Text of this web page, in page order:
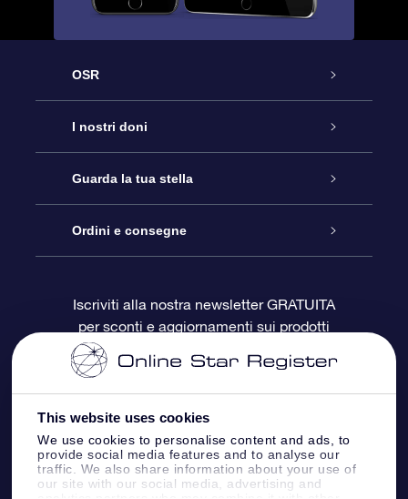
This website uses cookies
We use cookies to personalise content and ads, to
provide social media features and to analyse our
traffic. We also share information about your use of
our site with our social media, advertising and
OSR
Assistenza
Contattaci
Blog
OSR Recensioni
I nostri doni
Online Star Gift
Pacchetto regalo OSR
Gift Card OSR
Doni aziendali
Guarda la tua stella
Registro stellare
Star Page personalizzata
One Million Stars
OSR Starsaver
App VR ‘Fly me to the stars’
Ordini e consegne
Informazioni di Pagamento
Politica di reso
Costellazioni
Iscriviti alla nostra newsletter GRATUITA
per sconti e aggiornamenti sui prodotti